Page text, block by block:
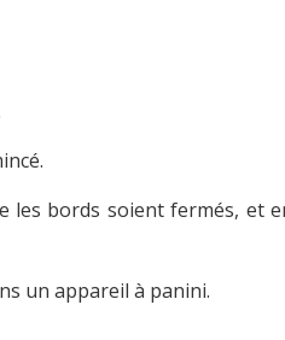
les bords soient fermés, et
un appareil à panini.